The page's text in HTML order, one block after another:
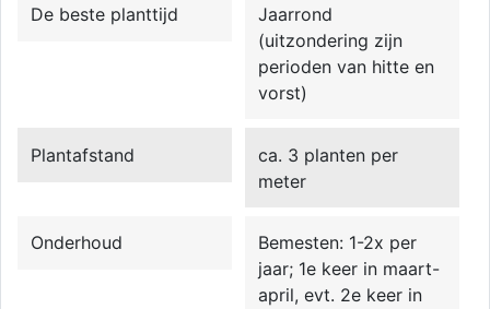
De beste planttijd
Jaarrond
(uitzondering zijn
perioden van hitte en
vorst)
Plantafstand
ca. 3 planten per
meter
Onderhoud
Bemesten: 1-2x per
jaar; 1e keer in maart-
april, evt. 2e keer in